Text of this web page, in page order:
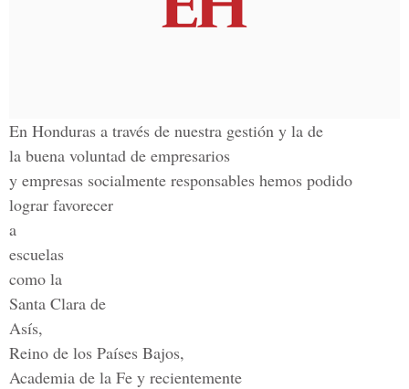
En Honduras a través de nuestra gestión y la de
la buena voluntad de empresarios
y empresas socialmente responsables hemos podido
lograr favorecer
a
escuelas
como la
Santa Clara de
Asís,
Reino de los Países Bajos,
Academia de la Fe y recientemente